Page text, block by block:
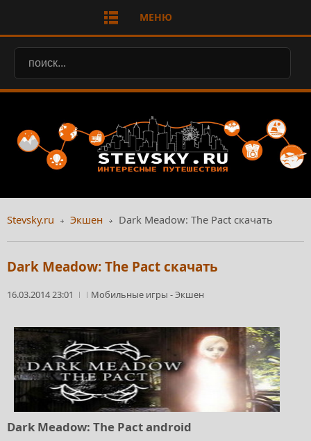
МЕНЮ
Stevsky.ru Экшен Dark Meadow: The Pact скачать
Dark Meadow: The Pact скачать
16.03.2014 23:01 Мобильные игры -Экшен
Dark Meadow: The Pact android